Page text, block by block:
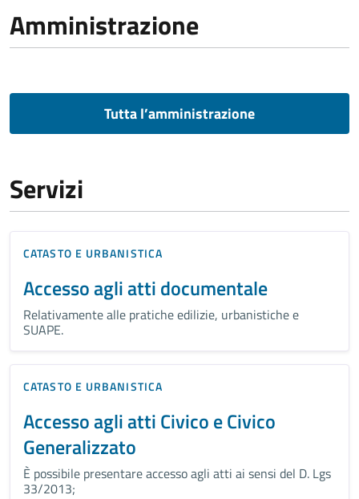
Amministrazione
Tutta l’amministrazione
Servizi
CATASTO E URBANISTICA
Accesso agli atti documentale
Relativamente alle pratiche edilizie, urbanistiche e
SUAPE.
CATASTO E URBANISTICA
Accesso agli atti Civico e Civico
Generalizzato
È possibile presentare accesso agli atti ai sensi del D. Lgs
33/2013;